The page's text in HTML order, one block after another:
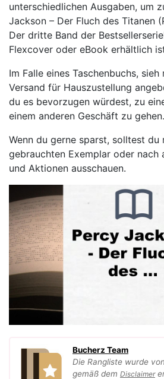
unterschiedlichen Ausgaben, um
Jackson – Der Fluch des Titanen
Der dritte Band der
Flexcover oder eBook erhältlich
Im Falle eines Taschenbuchs,
Versand für Hauszustellung
du es bevorzugen würdest, zu
einem anderen Geschäft zu gehen.
Wenn du gerne sparst, solltest du
gebrauchten Exemplar oder nach
und Aktionen ausschauen.
Bucherz Team
Die Rangliste wurde
gemäß dem Disclaimer